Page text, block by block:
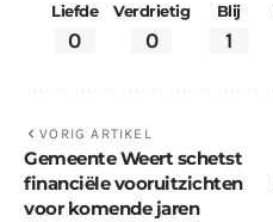
Liefde
0
Verdrietig
0
Blij
1
VORIG ARTIKEL
Gemeente Weert schetst
financiële vooruitzichten
voor komende jaren